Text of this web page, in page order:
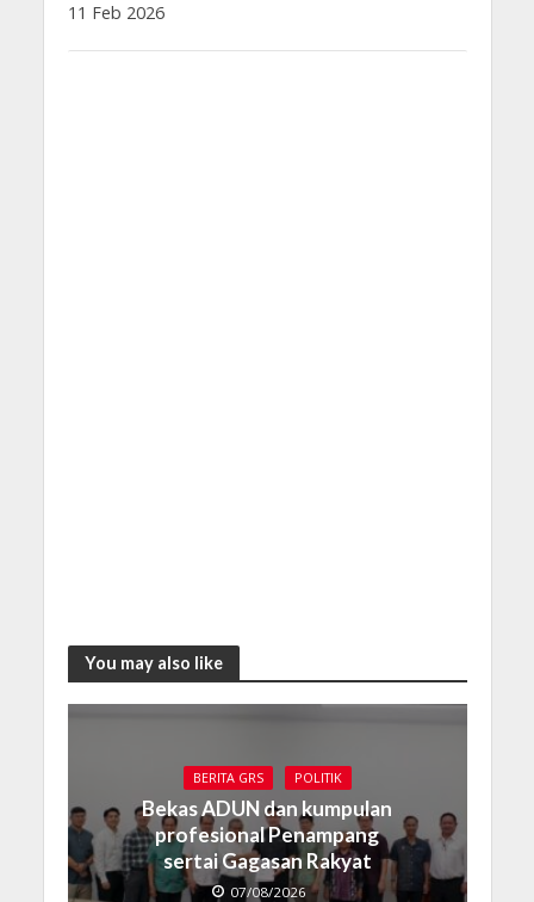
11 Feb 2026
You may also like
BERITA GRS POLITIK
Bekas ADUN dan kumpulan
profesional Penampang
sertai Gagasan Rakyat
07/08/2026